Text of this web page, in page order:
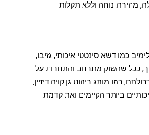
מהירה, נוחה וללא תקלות
כמו דשא סינטטי איכותי, גזיבו,
ככל שהשוק מתרחב והתחרות על
כמו מותג ריהוט גן קויה דיזיין,
ביותר הקיימים ואת קדמת